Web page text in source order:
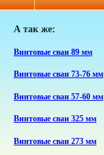
А так же:
Винтовые сваи 89 мм
Винтовые сваи 73-76 мм
Винтовые сваи 57-60 мм
Винтовые сваи 325 мм
Винтовые сваи 273 мм